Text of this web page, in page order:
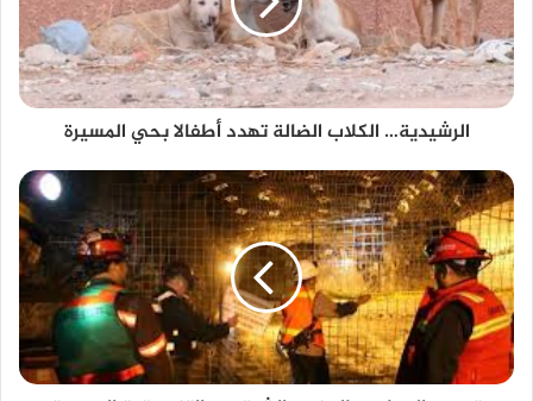
الرشيدية… الكلاب الضالة تهدد أطفالا بحي المسيرة